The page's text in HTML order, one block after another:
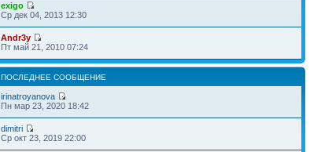
exigo
Ср дек 04, 2013 12:30
Andr3y
Пт май 21, 2010 07:24
ПОСЛЕДНЕЕ СООБЩЕНИЕ
irinatroyanova
Пн мар 23, 2020 18:42
dimitri
Ср окт 23, 2019 22:00